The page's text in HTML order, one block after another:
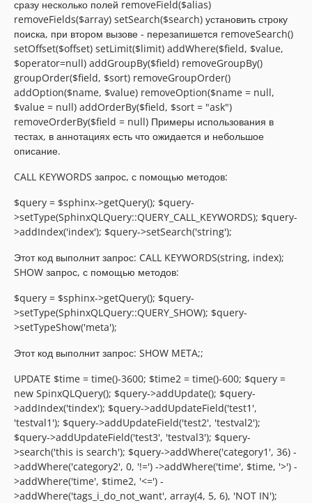
сразу несколько полей removeField($alias)
removeFields($array) setSearch($search) установить строку
поиска, при втором вызове - перезапишется removeSearch()
setOffset($offset) setLimit($limit) addWhere($field, $value,
$operator=null) addGroupBy($field) removeGroupBy()
groupOrder($field, $sort) removeGroupOrder()
addOption($name, $value) removeOption($name = null,
$value = null) addOrderBy($field, $sort = "ask")
removeOrderBy($field = null) Примеры использования в
тестах, в аннотациях есть что ожидается и небольшое
описание.
CALL KEYWORDS запрос, с помощью методов:
$query = $sphinx->getQuery(); $query-
>setType(SphinxQLQuery::QUERY_CALL_KEYWORDS); $query-
>addIndex('index'); $query->setSearch('string');
Этот код выполнит запрос: CALL KEYWORDS(string, index);
SHOW запрос, с помощью методов:
$query = $sphinx->getQuery(); $query-
>setType(SphinxQLQuery::QUERY_SHOW); $query-
>setTypeShow('meta');
Этот код выполнит запрос: SHOW META;;
UPDATE $time = time()-3600; $time2 = time()-600; $query =
new SpinxQLQuery(); $query->addUpdate(); $query-
>addIndex('tindex'); $query->addUpdateField('test1',
'testval1'); $query->addUpdateField('test2', 'testval2');
$query->addUpdateField('test3', 'testval3'); $query-
>search('this is search'); $query->addWhere('category1', 36) -
>addWhere('category2', 0, '!=') ->addWhere('time', $time, '>') -
>addWhere('time', $time2, '<=') -
>addWhere('tags_i_do_not_want', array(4, 5, 6), 'NOT IN');